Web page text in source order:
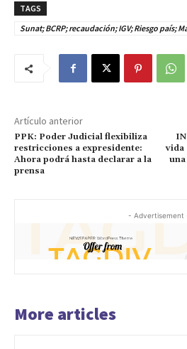
TAGS
Sunat; BCRP; recaudación; IGV; Riesgo país;
Artículo anterior
PPK: Poder Judicial flexibiliza
restricciones a expresidente:
Ahora podrá hasta declarar a la
prensa
vida
- Advertisement
More articles